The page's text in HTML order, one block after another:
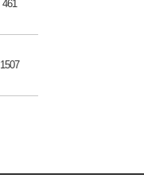
461
1507